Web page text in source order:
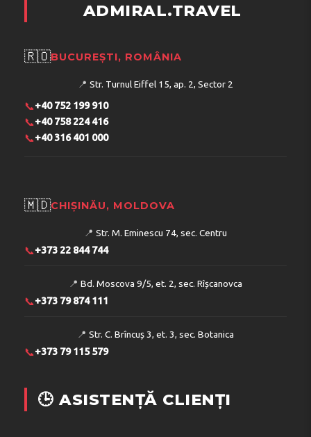
ADMIRAL.TRAVEL
🇷🇴BUCUREȘTI, ROMÂNIA
📍 Str. Turnul Eiffel 15, ap. 2, Sector 2
📞+40 752 199 910
📞+40 758 224 416
📞+40 316 401 000
🇲🇩CHIȘINĂU, MOLDOVA
📍 Str. M. Eminescu 74, sec. Centru
📞+373 22 844 744
📍 Bd. Moscova 9/5, et. 2, sec. Rîșcanovca
📞+373 79 874 111
📍 Str. C. Brîncuș 3, et. 3, sec. Botanica
📞+373 79 115 579
🕒 ASISTENȚĂ CLIENȚI